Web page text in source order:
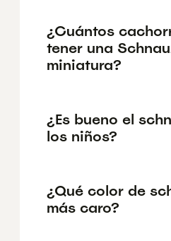
¿Cuántos
tener una
miniatura?
¿Es bueno el
los niños?
¿Qué color de
más caro?